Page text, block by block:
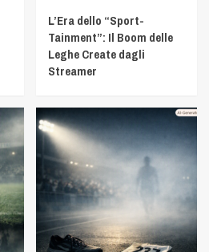
L’Era dello “Sport-
Tainment”: Il Boom delle
Leghe Create dagli
Streamer